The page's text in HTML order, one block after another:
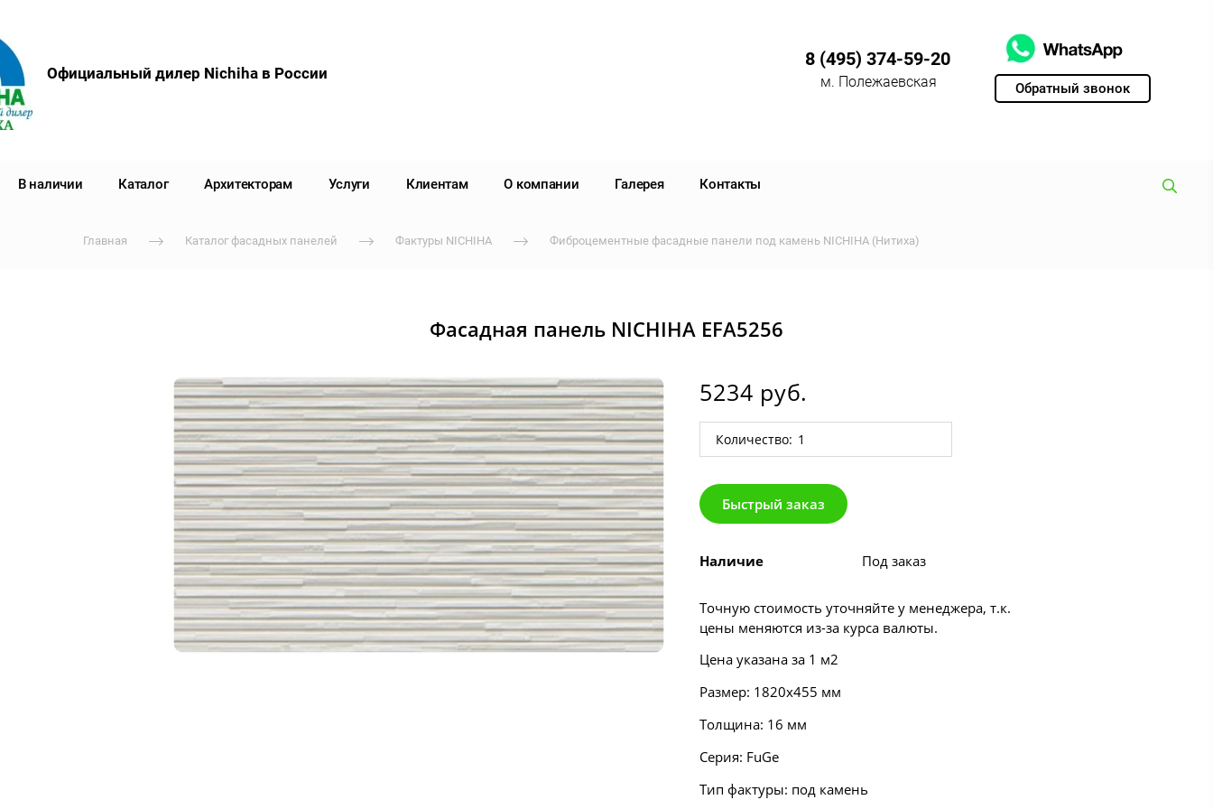
Обратный звонок
Официальный дилер Nichiha в России
8 (495) 374-59-20
м. Полежаевская
В наличии Каталог Архитекторам Услуги Клиентам О компании Галерея Контакты
Главная Каталог фасадных панелей Фактуры NICHIHA Фиброцементные фасадные панели под камень NICHIHA (Нитиха)
Фасадная панель NICHIHA EFA5256
5234 руб.
Количество:
Быстрый заказ
Наличие Под заказ
Точную стоимость уточняйте у менеджера, т.к.
цены меняются из-за курса валюты.
Цена указана за 1 м2
Размер: 1820х455 мм
Толщина: 16 мм
Серия: FuGe
Тип фактуры: под камень